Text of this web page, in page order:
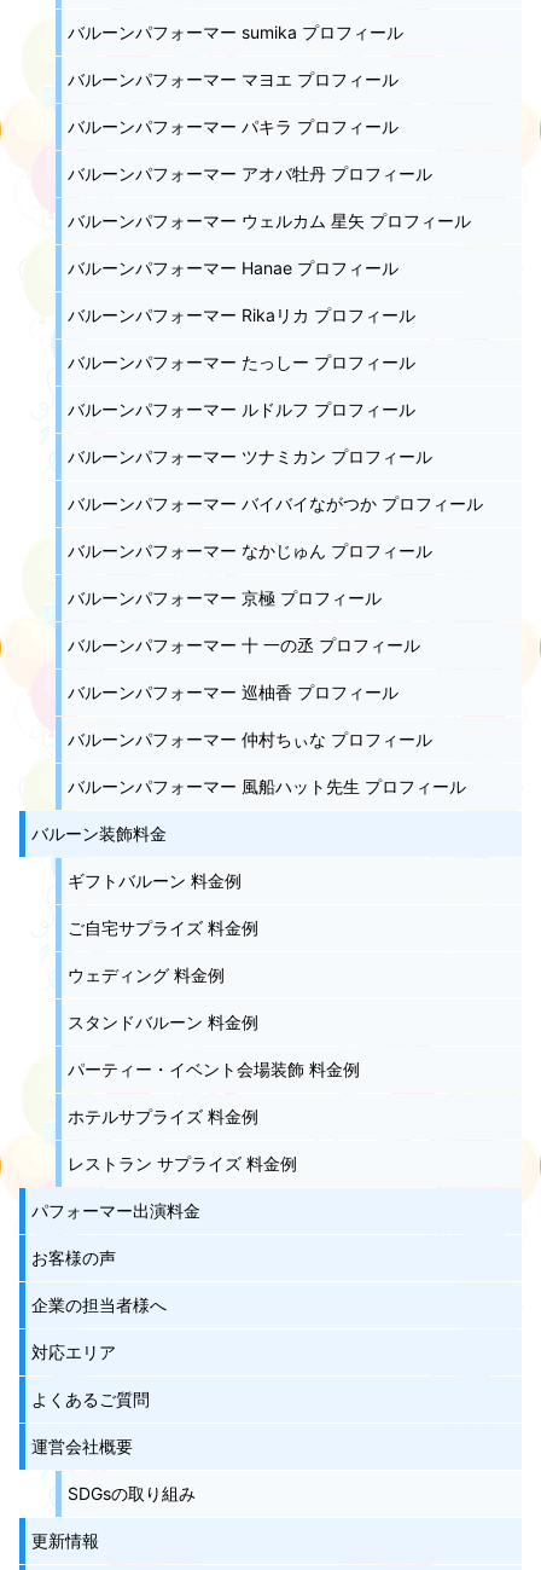
バルーンパフォーマー sumika プロフィール
バルーンパフォーマー マヨエ プロフィール
バルーンパフォーマー パキラ プロフィール
バルーンパフォーマー アオバ牡丹 プロフィール
バルーンパフォーマー ウェルカム 星矢 プロフィール
バルーンパフォーマー Hanae プロフィール
バルーンパフォーマー Rikaリカ プロフィール
バルーンパフォーマー たっしー プロフィール
バルーンパフォーマー ルドルフ プロフィール
バルーンパフォーマー ツナミカン プロフィール
バルーンパフォーマー バイバイながつか プロフィール
バルーンパフォーマー なかじゅん プロフィール
バルーンパフォーマー 京極 プロフィール
バルーンパフォーマー 十 一の丞 プロフィール
バルーンパフォーマー 巡柚香 プロフィール
バルーンパフォーマー 仲村ちぃな プロフィール
バルーンパフォーマー 風船ハット先生 プロフィール
バルーン装飾料金
ギフトバルーン 料金例
ご自宅サプライズ 料金例
ウェディング 料金例
スタンドバルーン 料金例
パーティー・イベント会場装飾 料金例
ホテルサプライズ 料金例
レストラン サプライズ 料金例
パフォーマー出演料金
お客様の声
企業の担当者様へ
対応エリア
よくあるご質問
運営会社概要
SDGsの取り組み
更新情報